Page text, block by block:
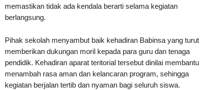
memastikan tidak ada kendala berarti selama kegiatan
berlangsung.
Pihak sekolah menyambut baik kehadiran Babinsa yang turut
memberikan dukungan moril kepada para guru dan tenaga
pendidik. Kehadiran aparat teritorial tersebut dinilai membantu
menambah rasa aman dan kelancaran program, sehingga
kegiatan berjalan tertib dan nyaman bagi seluruh siswa.